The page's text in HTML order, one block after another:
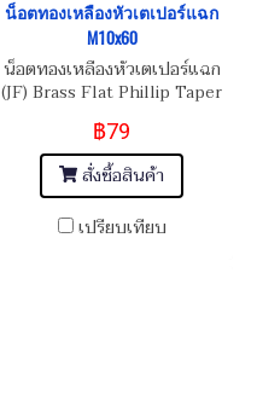
น็อตทองเหลืองหัวเตเปอร์แฉก
M10x60
น็อตทองเหลืองหัวเตเปอร์แฉก
(JF) Brass Flat Phillip Taper
Head Screw M10x1.5x60
฿79
สั่งซื้อสินค้า
เปรียบเทียบ